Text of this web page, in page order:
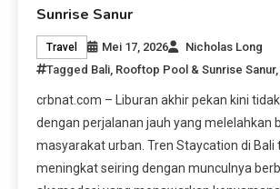
Sunrise Sanur
Travel Mei 17, 2026
Nicholas Long
Tagged Bali Rooftop Pool & Sunrise Sanur
crbnat.com – Liburan akhir pekan kini
dengan perjalanan jauh yang melelahkan
masyarakat urban. Tren Staycation di Bali
meningkat seiring dengan munculnya